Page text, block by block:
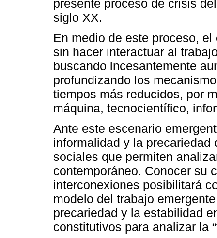
presente proceso de crisis
siglo XX.
En medio de este proceso,
sin hacer interactuar al
buscando incesantemente
profundizando los
tiempos más reducidos, por
máquina, tecnocientífico,
Ante este escenario
informalidad y la
sociales que permiten
contemporáneo. Conocer su
interconexiones posibilitará
modelo del trabajo
precariedad y la estabilidad
constitutivos para analizar la